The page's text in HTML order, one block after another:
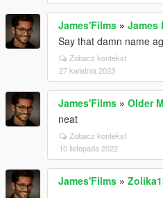
James'Films » James
Say that damn name
Zobacz kontekst
27 kwietnia 2023
James'Films » Older
neat
Zobacz kontekst
10 listopada 2022
James'Films »